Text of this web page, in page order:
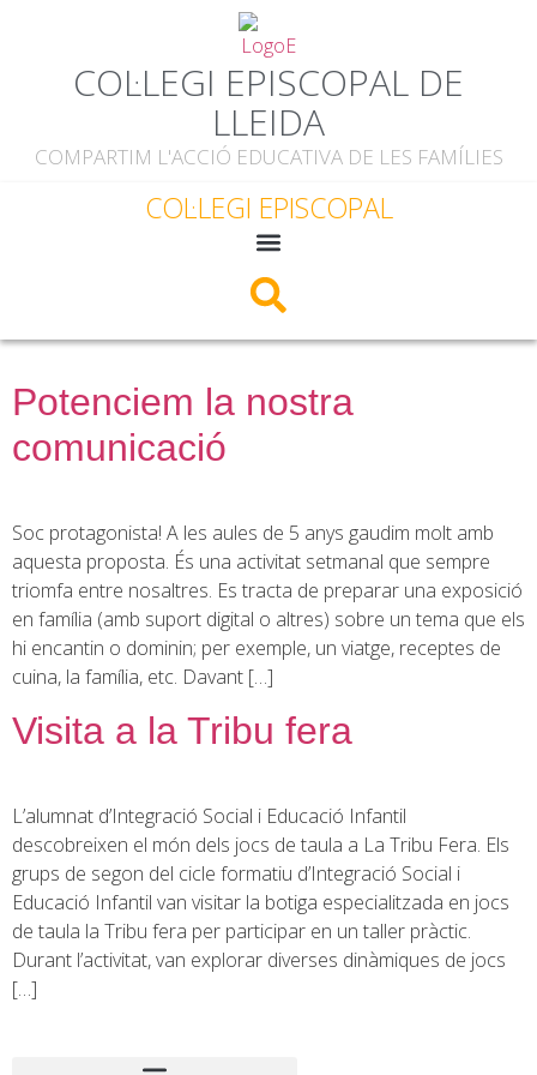
COL·LEGI EPISCOPAL DE
LLEIDA
COMPARTIM L'ACCIÓ EDUCATIVA DE LES FAMÍLIES
COL·LEGI EPISCOPAL
Potenciem la nostra
comunicació
Soc protagonista! A les aules de 5 anys gaudim molt amb
aquesta proposta. És una activitat setmanal que sempre
triomfa entre nosaltres. Es tracta de preparar una exposició
en família (amb suport digital o altres) sobre un tema que els
hi encantin o dominin; per exemple, un viatge, receptes de
cuina, la família, etc. Davant […]
Visita a la Tribu fera
L’alumnat d’Integració Social i Educació Infantil
descobreixen el món dels jocs de taula a La Tribu Fera. Els
grups de segon del cicle formatiu d’Integració Social i
Educació Infantil van visitar la botiga especialitzada en jocs
de taula la Tribu fera per participar en un taller pràctic.
Durant l’activitat, van explorar diverses dinàmiques de jocs
[…]